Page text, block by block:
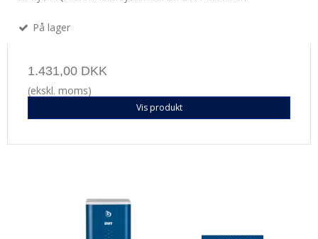
På lager
1.431,00 DKK
(ekskl. moms)
Vis produkt